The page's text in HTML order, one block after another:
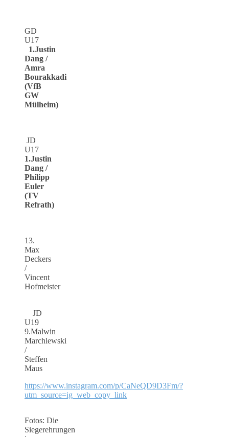
GD
U17
1.Justin
Dang /
Amra
Bourakkadi
(VfB
GW
Mülheim)
JD
U17
1.Justin
Dang /
Philipp
Euler
(TV
Refrath)
13.
Max
Deckers
/
Vincent
Hofmeister
JD
U19
9.Malwin
Marchlewski
/
Steffen
Maus
https://www.instagram.com/p/CaNeQD9D3Fm/?
utm_source=ig_web_copy_link
Fotos: Die
Siegerehrungen